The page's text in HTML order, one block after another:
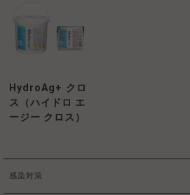
HydroAg+ クロ
ス（ハイドロ エ
ージー クロス）
感染対策